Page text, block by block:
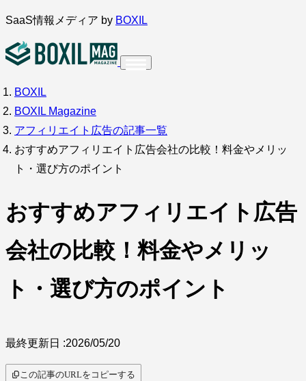
内
を
キ
ッ
プ
SaaS情報メディア by BOXIL
インタビュー
調査・アンケート
BOXIL
BOXIL Magazine
アフィリエイト広告の記事一覧
おすすめアフィリエイト広告会社の比較！料金やメリッ
ト・選び方のポイント
おすすめアフィリエイト広告
会社の比較！料金やメリッ
ト・選び方のポイント
最終更新日 :2026/05/20
この記事のURLをコピーする